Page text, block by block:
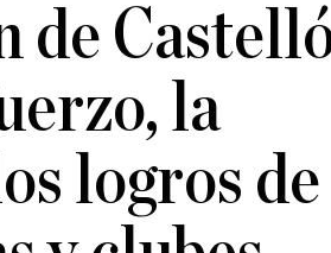
de
la
logros de